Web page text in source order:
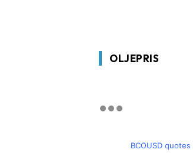
OLJEPRIS
BCOUSD quotes